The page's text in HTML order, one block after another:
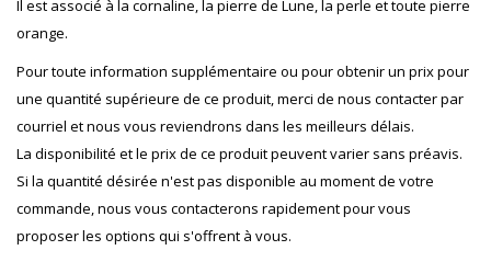
Il est associé à la cornaline, la pierre de Lune, la perle et toute pierre
orange.
Pour toute information supplémentaire ou pour obtenir un prix pour
une quantité supérieure de ce produit, merci de nous contacter par
courriel et nous vous reviendrons dans les meilleurs délais.
La disponibilité et le prix de ce produit peuvent varier sans préavis.
Si la quantité désirée n'est pas disponible au moment de votre
commande, nous vous contacterons rapidement pour vous
proposer les options qui s'offrent à vous.